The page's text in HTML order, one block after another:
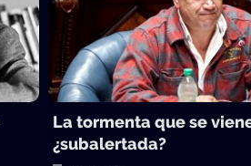
La tormenta que se
¿subalertada?